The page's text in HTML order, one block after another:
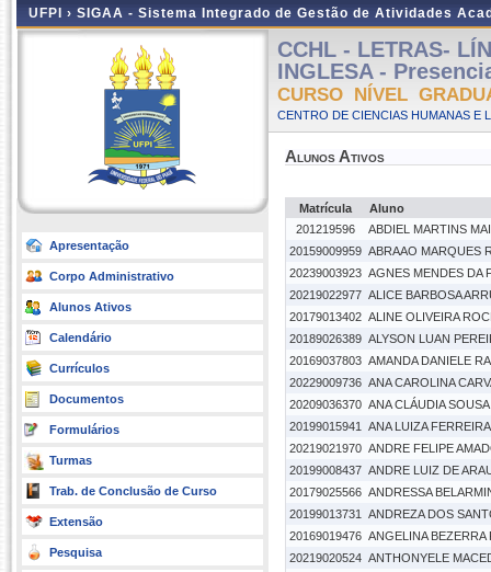
UFPI › SIGAA - Sistema Integrado de Gestão de Atividades
Apresentação
Corpo Administrativo
Alunos Ativos
Calendário
Currículos
Documentos
Formulários
Turmas
Trab. de Conclusão de Curso
Extensão
Pesquisa
CCHL - LETRAS-
INGLESA -
CURSO NÍVEL
CENTRO DE CIENCIAS HUMANAS E
Alunos Ativos
Matrícula
Aluno
201219596
ABDIEL MARTINS
20159009959 ABRAAO MARQUES
20239003923 AGNES MENDES DA
20219022977 ALICE BARBOSA
20179013402 ALINE OLIVEIRA
20189026389 ALYSON LUAN
20169037803 AMANDA DANIELE
20229009736 ANA CAROLINA
20209036370 ANA CLÁUDIA
20199015941
ANA LUIZA
20219021970 ANDRE FELIPE
20199008437 ANDRE LUIZ DE
20179025566 ANDRESSA
20199013731
ANDREZA DOS
20169019476 ANGELINA
20219020524 ANTHONYELE